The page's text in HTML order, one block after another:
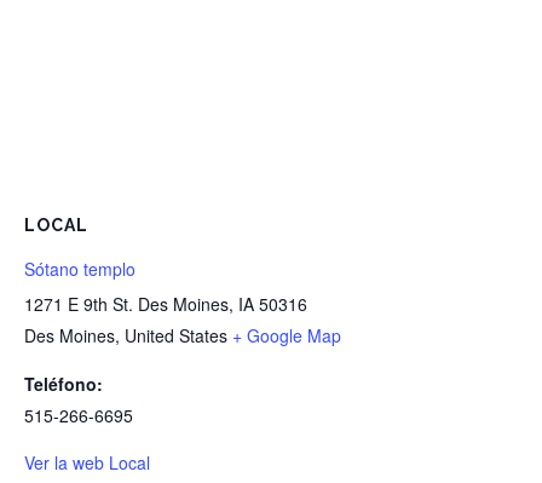
LOCAL
Sótano templo
1271 E 9th St. Des Moines, IA 50316
Des Moines, United States + Google Map
Teléfono:
515-266-6695
Ver la web Local